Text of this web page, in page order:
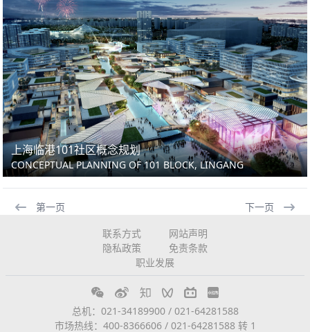
上海临港101社区概念规划
CONCEPTUAL PLANNING OF 101 BLOCK, LINGANG
第一页
下一页
联系方式
网站声明
隐私政策
免责条款
职业发展
总机：021-34189900 / 021-64281588
市场热线：400-8366606 / 021-64281588 转 1